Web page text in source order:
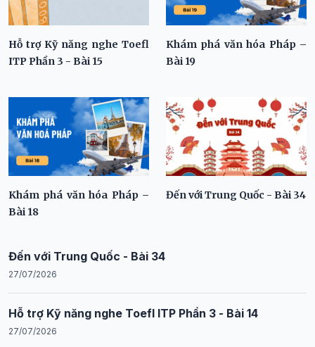
Hỗ trợ Kỹ năng nghe Toefl
ITP Phần 3 - Bài 15
Khám phá văn hóa Pháp –
Bài 19
Khám phá văn hóa Pháp –
Bài 18
Đến với Trung Quốc - Bài 34
Đến với Trung Quốc - Bài 34
27/07/2026
Hỗ trợ Kỹ năng nghe Toefl ITP Phần 3 - Bài 14
27/07/2026